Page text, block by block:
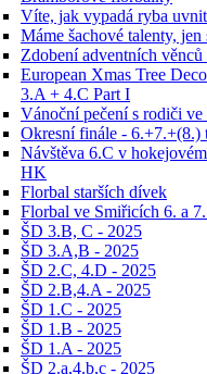
Víte, jak vypadá ryba
Máme šachové talenty, jen
Zdobení adventních věnců
European Xmas Tree
3.A + 4.C Part I
Vánoční pečení s rodiči ve
Okresní finále - 6.+7.+(8.)
Návštěva 6.C v
HK
Florbal starších dívek
Florbal ve Smiřicích 6. a
ŠD 3.B, C - 2025
ŠD 3.A,B - 2025
ŠD 2.C, 4.D - 2025
ŠD 2.B,4.A - 2025
ŠD 1.C - 2025
ŠD 1.B - 2025
ŠD 1.A - 2025
ŠD 2.a,4.b,c - 2025